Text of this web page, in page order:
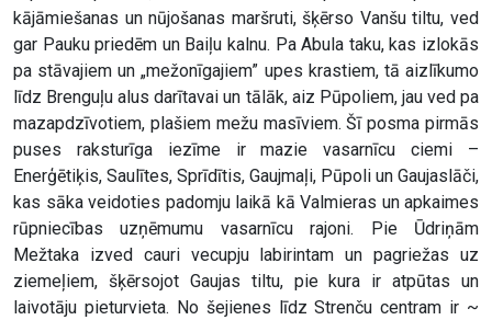
kājāmiešanas un nūjošanas maršruti, šķērso Vanšu tiltu, ved
gar Pauku priedēm un Baiļu kalnu. Pa Abula taku, kas izlokās
pa stāvajiem un „mežonīgajiem” upes krastiem, tā aizlīkumo
līdz Brenguļu alus darītavai un tālāk, aiz Pūpoliem, jau ved pa
mazapdzīvotiem, plašiem mežu masīviem. Šī posma pirmās
puses raksturīga iezīme ir mazie vasarnīcu ciemi –
Enerģētiķis, Saulītes, Sprīdītis, Gaujmaļi, Pūpoli un Gaujaslāči,
kas sāka veidoties padomju laikā kā Valmieras un apkaimes
rūpniecības uzņēmumu vasarnīcu rajoni. Pie Ūdriņām
Mežtaka izved cauri vecupju labirintam un pagriežas uz
ziemeļiem, šķērsojot Gaujas tiltu, pie kura ir atpūtas un
laivotāju pieturvieta. No šejienes līdz Strenču centram ir ~